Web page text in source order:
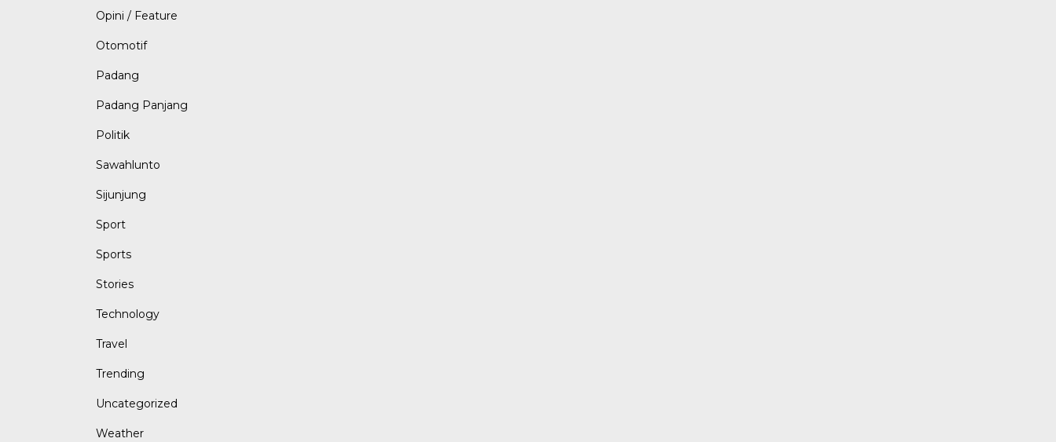
Opini / Feature
Otomotif
Padang
Padang Panjang
Politik
Sawahlunto
Sijunjung
Sport
Sports
Stories
Technology
Travel
Trending
Uncategorized
Weather